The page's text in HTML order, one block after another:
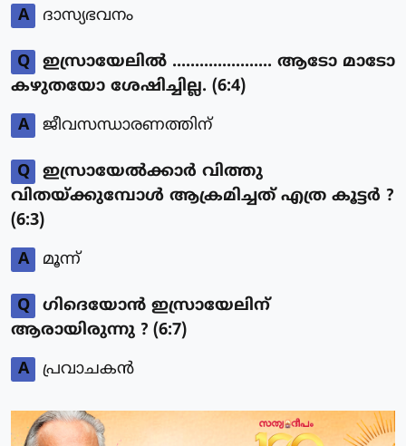
A
ദാസ്യഭവനം
Q
ഇസ്രായേലില്‍ ...................... ആടോ മാടോ
കഴുതയോ ശേഷിച്ചില്ല. (6:4)
A
ജീവസന്ധാരണത്തിന്
Q
ഇസ്രായേല്‍ക്കാര്‍ വിത്തു
വിതയ്ക്കുമ്പോള്‍ ആക്രമിച്ചത് എത്ര കൂട്ടര്‍ ?
(6:3)
A
മൂന്ന്
Q
ഗിദെയോന്‍ ഇസ്രായേലിന്
ആരായിരുന്നു ? (6:7)
A
പ്രവാചകന്‍